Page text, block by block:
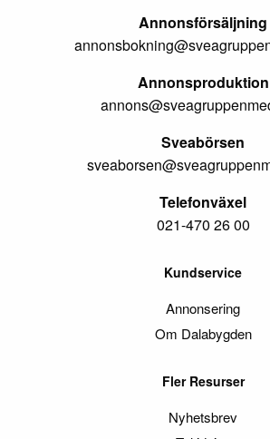
Annonsförsäljning
Annonsproduktion
Sveabörsen
Telefonväxel
021-470 26 00
Kundservice
Annonsering
Om Dalabygden
Fler Resurser
Nyhetsbrev